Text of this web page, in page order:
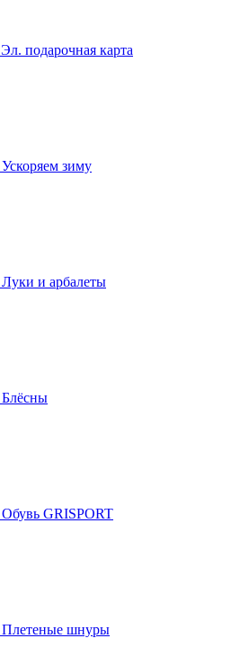
Эл. подарочная карта
Ускоряем зиму
Луки и арбалеты
Блёсны
Обувь GRISPORT
Плетеные шнуры